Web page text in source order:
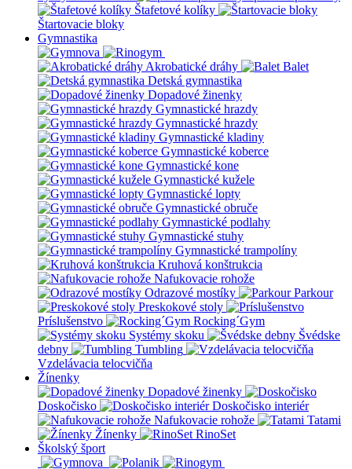
Štafetové kolíky
Štartovacie bloky
Gymnastika
Akrobatické dráhy
Balet
Detská gymnastika
Dopadové žinenky
Gymnastické hrazdy
Gymnastické hrazdy
Gymnastické kladiny
Gymnastické koberce
Gymnastické kone
Gymnastické kužele
Gymnastické lopty
Gymnastické obruče
Gymnastické podlahy
Gymnastické stuhy
Gymnastické trampolíny
Kruhová konštrukcia
Nafukovacie rohože
Odrazové mostíky
Parkour
Preskokové stoly
Príslušenstvo
Rocking´Gym
Systémy skoku
Švédske
debny
Tumbling
Vzdelávacia telocvičňa
Žínenky
Dopadové žinenky
Doskočisko
Doskočisko interiér
Nafukovacie rohože
Tatami
Žínenky
RinoSet
Školský šport